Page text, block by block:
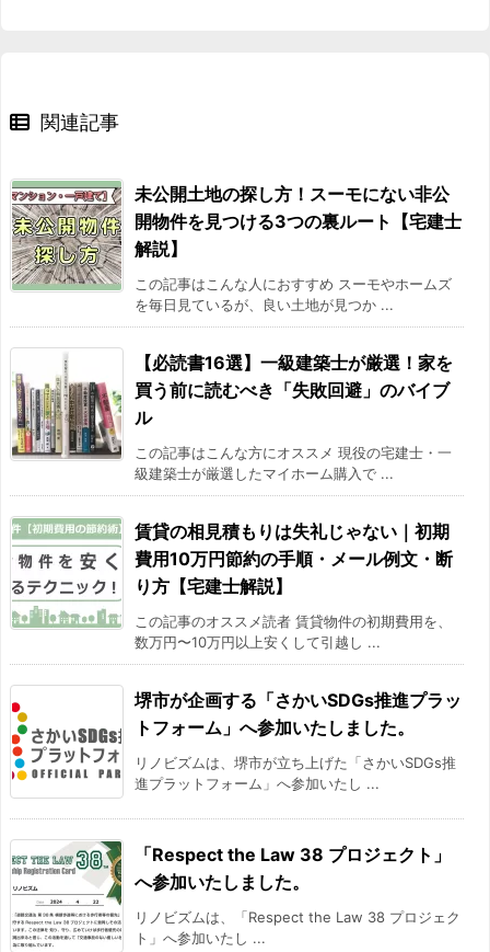
関連記事
未公開土地の探し方！スーモにない非公
開物件を見つける3つの裏ルート【宅建士
解説】
この記事はこんな人におすすめ スーモやホームズ
を毎日見ているが、良い土地が見つか ...
【必読書16選】一級建築士が厳選！家を
買う前に読むべき「失敗回避」のバイブ
ル
この記事はこんな方にオススメ 現役の宅建士・一
級建築士が厳選したマイホーム購入で ...
賃貸の相見積もりは失礼じゃない｜初期
費用10万円節約の手順・メール例文・断
り方【宅建士解説】
この記事のオススメ読者 賃貸物件の初期費用を、
数万円〜10万円以上安くして引越し ...
堺市が企画する「さかいSDGs推進プラッ
トフォーム」へ参加いたしました。
リノビズムは、堺市が立ち上げた「さかいSDGs推
進プラットフォーム」へ参加いたし ...
「Respect the Law 38 プロジェクト」
へ参加いたしました。
リノビズムは、「Respect the Law 38 プロジェク
ト」へ参加いたし ...